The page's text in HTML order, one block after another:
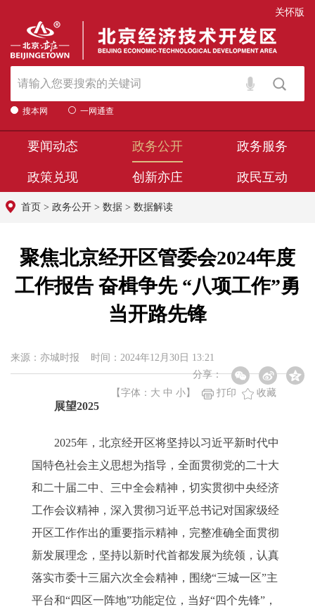
关怀版
搜本网 一网通查
要闻动态 政务公开 政务服务
政策兑现 创新亦庄 政民互动
首页 > 政务公开 > 数据 > 数据解读
聚焦北京经开区管委会2024年度
工作报告 奋楫争先 “八项工作”勇
当开路先锋
来源：亦城时报 时间：2024年12月30日 13:21
分享：
【字体： 大 中 小 】 打印 收藏
展望2025
2025年，北京经开区将坚持以习近平新时代中
国特色社会主义思想为指导，全面贯彻党的二十大
和二十届二中、三中全会精神，切实贯彻中央经济
工作会议精神，深入贯彻习近平总书记对国家级经
开区工作作出的重要指示精神，完整准确全面贯彻
新发展理念，坚持以新时代首都发展为统领，认真
落实市委十三届六次全会精神，围绕“三城一区”主
平台和“四区一阵地”功能定位，当好“四个先锋”，